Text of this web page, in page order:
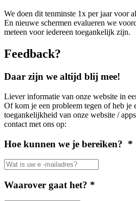
We doen dit tenminste 1x per jaar voor
En nieuwe schermen evalueren we
meteen voor iedereen toegankelijk zijn.
Feedback?
Daar zijn we altijd blij mee!
Liever informatie van onze website in
Of kom je een probleem tegen of heb je
toegankelijkheid van onze website /
contact met ons op:
Hoe kunnen we je bereiken? *
Waarover gaat het? *